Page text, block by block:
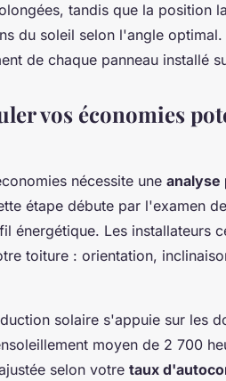
tandis que la position
du soleil selon l'angle
de chaque panneau installé
vos économies
nécessite une analyse
étape débute par l'examen
énergétique. Les installateurs
toiture : orientation,
solaire s'appuie sur les
moyen de 2 700
selon votre taux